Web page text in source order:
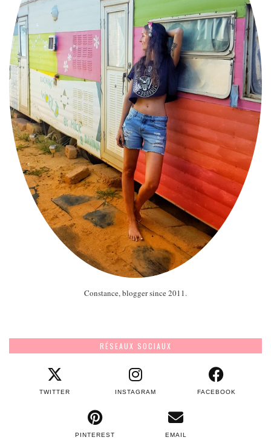
Constance, blogger since 2011.
RÉSEAUX SOCIAUX
TWITTER INSTAGRAM FACEBOOK
PINTEREST EMAIL